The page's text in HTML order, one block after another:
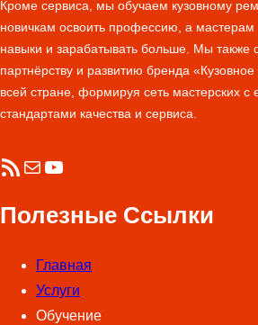
Кроме сервиса, мы обучаем кузовному
новичкам освоить профессию, а мастерам
навыки и зарабатывать больше. Мы также
партнёрству и развитию бренда
всей стране, формируя сеть мастерских с
стандартами качества и сервиса.
RSS-лента Почта YouTube
Полезные Ссылки
Главная
Услуги
Обучение